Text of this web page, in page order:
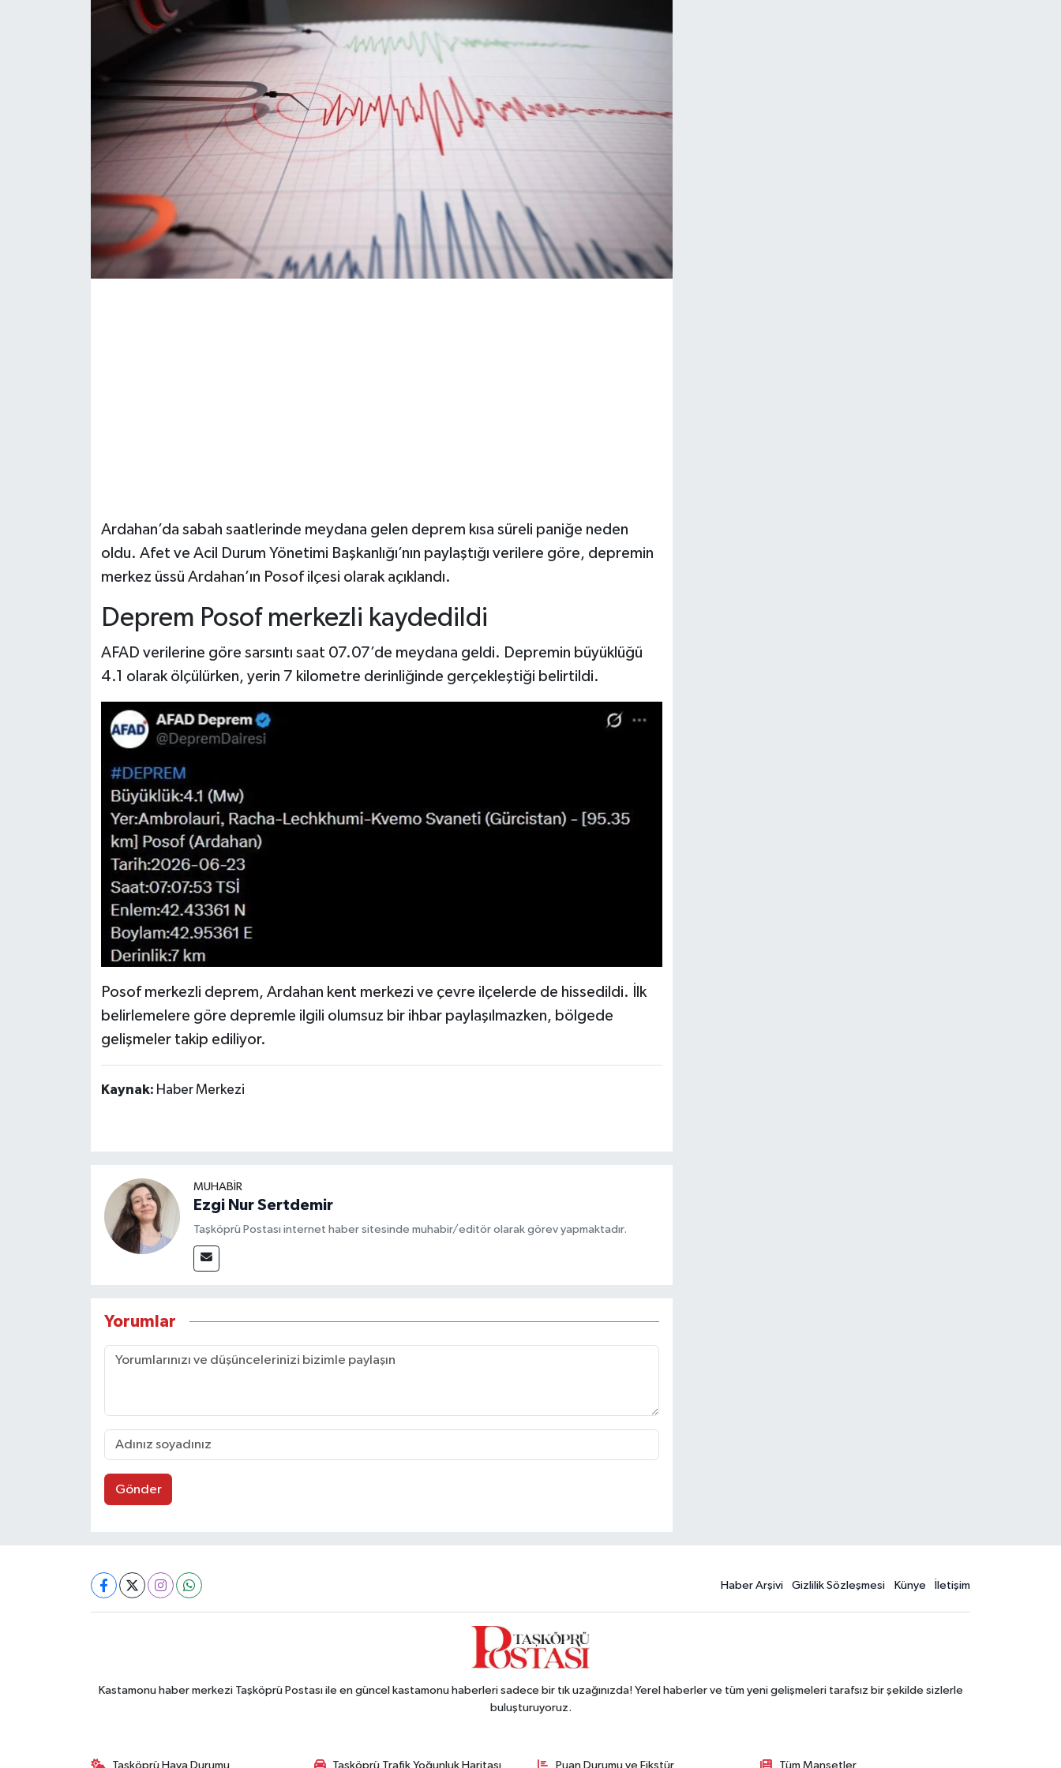
Ardahan’da sabah saatlerinde meydana gelen deprem kısa süreli paniğe neden
oldu. Afet ve Acil Durum Yönetimi Başkanlığı’nın paylaştığı verilere göre, depremin
merkez üssü Ardahan’ın Posof ilçesi olarak açıklandı.
Deprem Posof merkezli kaydedildi
AFAD verilerine göre sarsıntı saat 07.07’de meydana geldi. Depremin büyüklüğü
4.1 olarak ölçülürken, yerin 7 kilometre derinliğinde gerçekleştiği belirtildi.
Posof merkezli deprem, Ardahan kent merkezi ve çevre ilçelerde de hissedildi. İlk
belirlemelere göre depremle ilgili olumsuz bir ihbar paylaşılmazken, bölgede
gelişmeler takip ediliyor.
Kaynak: Haber Merkezi
MUHABİR
Ezgi Nur Sertdemir
Taşköprü Postası internet haber sitesinde muhabir/editör olarak görev yapmaktadır.
Yorumlar
Gönder
Haber Arşivi Gizlilik Sözleşmesi Künye İletişim
Kastamonu haber merkezi Taşköprü Postası ile en güncel kastamonu haberleri sadece bir tık uzağınızda! Yerel haberler ve tüm yeni gelişmeleri tarafsız bir şekilde sizlerle
buluşturuyoruz.
Taşköprü Hava Durumu Taşköprü Trafik Yoğunluk Haritası Puan Durumu ve Fikstür Tüm Manşetler
Daday Haberleri
Devrekani Haberleri
Doğanyurt Haberleri
Hanönü Haberleri
İhsangazi Haberleri
İnebolu Haberleri
Karadeniz Haberleri
Teknoloji Haberleri
Siyaset Haberleri
Dünya Haberleri
Yerel Haberler
Haber Arşivi